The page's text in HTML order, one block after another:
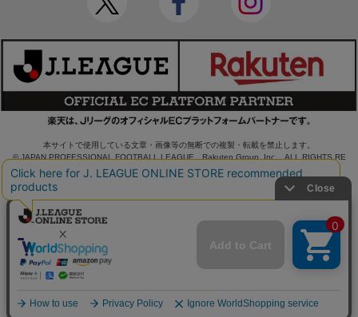
本サイトで使用している文章・画像等の無断での複製・転載を禁止します。
© JAPAN PROFESSIONAL FOOTBALL LEAGUE Rakuten Group, Inc. ALL RIGHTS RE
SERVED.